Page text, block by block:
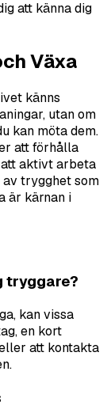
att känna dig
Växa
känns
utan om
kan möta dem.
att förhålla
aktivt arbeta
av trygghet som
är kärnan i
tryggare?
kan vissa
en kort
att kontakta